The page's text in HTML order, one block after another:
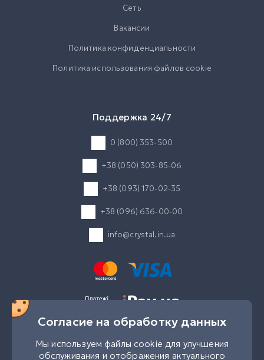
Сеть
Вакансии
Политика конфиденциальности
Политика использования файлов cookie
Поддержка 24/7
0 (800) 353-500
+38 (050) 303-85-06
+38 (093) 170-02-35
+38 (096) 636-00-00
info@crystal.in.ua
Согласие на обработку данных
Мы используем файлы cookie для улучшения
обслуживания и отображения актуального